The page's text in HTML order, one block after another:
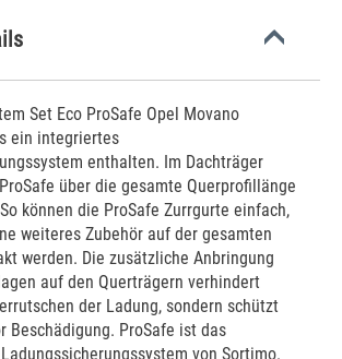
Set Eco ProSafe Opel Movano
ein integriertes
enthalten. Im Dachträger
über die gesamte Querprofillänge
können die ProSafe Zurrgurte einfach,
weiteres Zubehör auf der gesamten
werden. Die zusätzliche Anbringung
auf den Querträgern verhindert
der Ladung, sondern schützt
Beschädigung. ProSafe ist das
von Sortimo.